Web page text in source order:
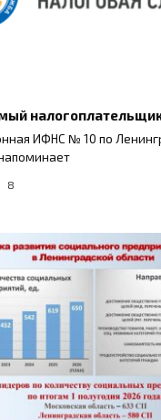
ИФНС № 10 по
8